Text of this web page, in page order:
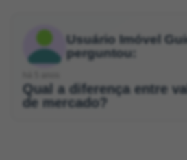
Usuário Imóvel
perguntou:
Qual a diferença entre
de mercado?